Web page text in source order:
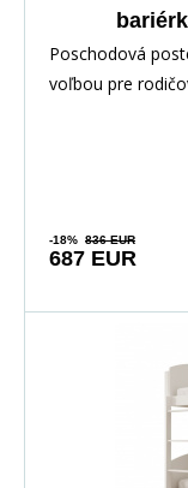
Poschodová
voľbou pre
-18% 836 EUR
687 EUR